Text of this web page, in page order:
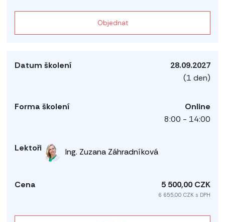
Objednat
28.09.2027
(1 den)
Online
8:00 - 14:00
Ing. Zuzana Záhradníková
5 500,00 CZK
6 655,00 CZK s DPH